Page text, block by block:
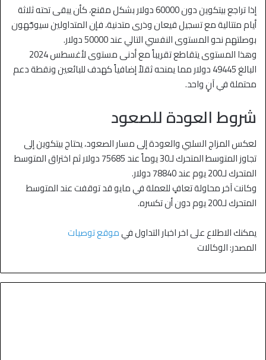
إذا تراجع بيتكوين دون 60000 دولار بشكل مقنع، كأن يبقى تحته ثلاثة
أيام متتالية مع تسجيل قيعان وذرى متدنية، فإن المتداولين سيوجّهون
بوصلتهم نحو المستوى النفسي التالي عند 50000 دولار.
وهذا المستوى يتقاطع تقريباً مع أدنى مستوى لأغسطس 2024
البالغ 49445 دولار مما يمنحه ثقلاً إضافياً كهدف للبائعين ونقطة دعم
محتملة في آنٍ واحد.
شروط العودة للصعود
لعكس المزاج السلبي والعودة إلى مسار الصعود، يحتاج بيتكوين إلى
تجاوز المتوسط المتحرك لـ30 يوماً عند 75685 دولار ثم اختراق المتوسط
المتحرك لـ200 يوم عند 78840 دولار.
وكانت آخر محاولة تعافٍ للعملة في مايو قد توقفت عند المتوسط
المتحرك لـ200 يوم دون أن تكسره.
يمكنك الاطلاع على اخر اخبار التداول فيموقع توصيات
المصدر: الوكالات